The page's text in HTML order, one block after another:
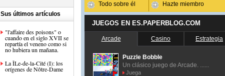
Sus últimos artículos
"l'affaire des poisons" o
cuando en el siglo XVII se
repartía el veneno como si
no hubiera un mañana.
La ÎLe-de-la-Cité (I): los
orígenes de Nôtre-Dame
Todo sobre él Hazte miembro
JUEGOS EN ES.PAPERBLOG.COM
Arcade Casino Estrategia
Puzzle Bobble
Un clásico juego de Arcade. ......
Juega